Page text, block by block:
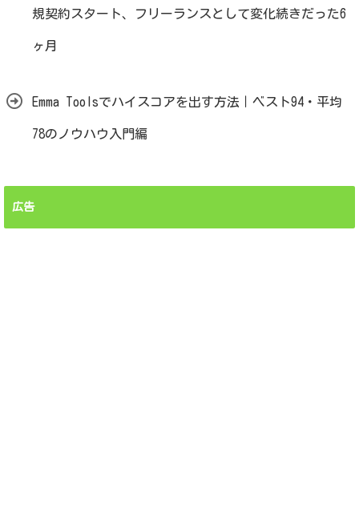
規契約スタート、フリーランスとして変化続きだった6
ヶ月
Emma Toolsでハイスコアを出す方法｜ベスト94・平均
78のノウハウ入門編
広告